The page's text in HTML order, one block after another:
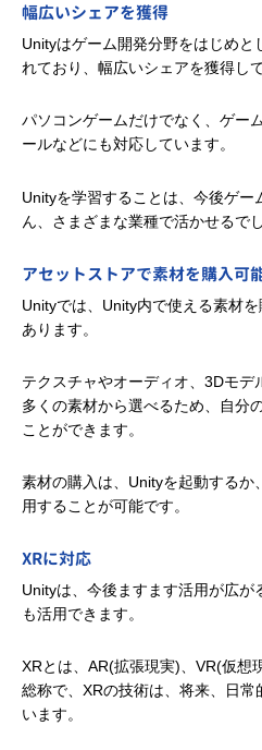
幅広いシェアを獲得
Unityはゲーム開発分野をはじめと
れており、幅広いシェアを獲得し
パソコンゲームだけでなく、ゲー
ールなどにも対応しています。
Unityを学習することは、今後ゲー
ん、さまざまな業種で活かせるでし
アセットストアで素材を購入可
Unityでは、Unity内で使える素材
あります。
テクスチャやオーディオ、3Dモデ
多くの素材から選べるため、自分
ことができます。
素材の購入は、Unityを起動するか
用することが可能です。
XRに対応
Unityは、今後ますます活用が広が
も活用できます。
XRとは、AR(拡張現実)、VR(仮想
総称で、XRの技術は、将来、日
います。